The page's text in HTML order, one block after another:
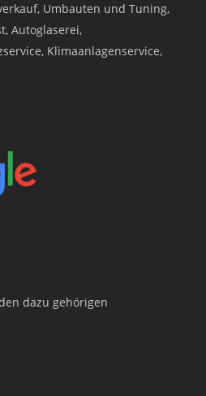
Umbauten und Tuning,
Autoglaserei,
Klimaanlagenservice,
dazu gehörigen